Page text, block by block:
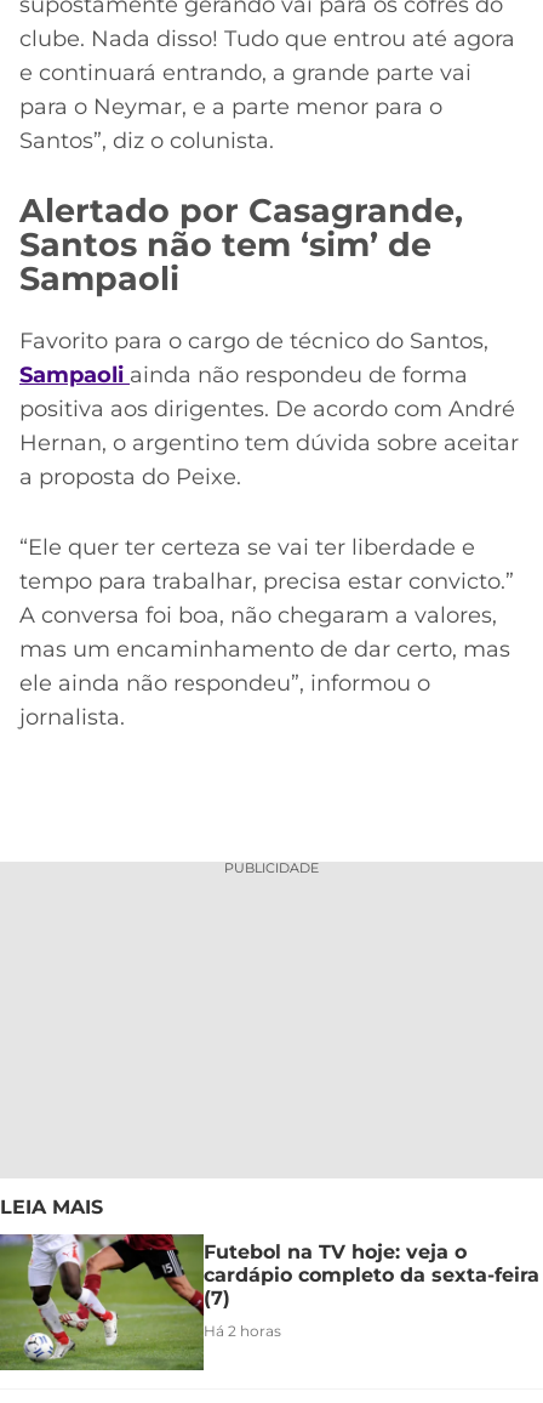
clube. Nada disso! Tudo que entrou até agora
e continuará entrando, a grande parte vai
para o Neymar, e a parte menor para o
Santos”, diz o colunista.
Alertado por Casagrande,
Santos não tem ‘sim’ de
Sampaoli
Favorito para o cargo de técnico do Santos,
Sampaoli ainda não respondeu de forma
positiva aos dirigentes. De acordo com André
Hernan, o argentino tem dúvida sobre aceitar
a proposta do Peixe.
“Ele quer ter certeza se vai ter liberdade e
tempo para trabalhar, precisa estar convicto.”
A conversa foi boa, não chegaram a valores,
mas um encaminhamento de dar certo, mas
ele ainda não respondeu”, informou o
jornalista.
PUBLICIDADE
LEIA MAIS
Futebol na TV hoje: veja o
cardápio completo da sexta-feira
(7)
Há 2 horas